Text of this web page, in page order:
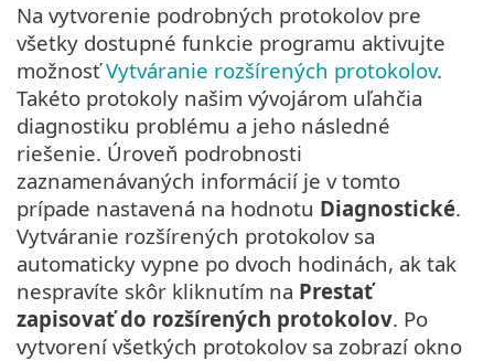
Na vytvorenie podrobných protokolov pre
všetky dostupné funkcie programu aktivujte
možnosťVytváranie rozšírených protokolov.
Takéto protokoly našim vývojárom uľahčia
diagnostiku problému a jeho následné
riešenie. Úroveň podrobnosti
zaznamenávaných informácií je v tomto
prípade nastavená na hodnotu Diagnostické.
Vytváranie rozšírených protokolov sa
automaticky vypne po dvoch hodinách, ak tak
nespravíte skôr kliknutím na Prestať
zapisovať do rozšírených protokolov. Po
vytvorení všetkých protokolov sa zobrazí okno